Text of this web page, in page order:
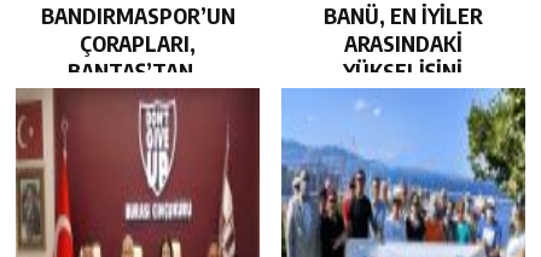
BANDIRMASPOR’UN
ÇORAPLARI,
BANTAŞ’TAN…
BANÜ, EN İYİLER
ARASINDAKİ
YÜKSELİŞİNİ
SÜRDÜRDÜ…